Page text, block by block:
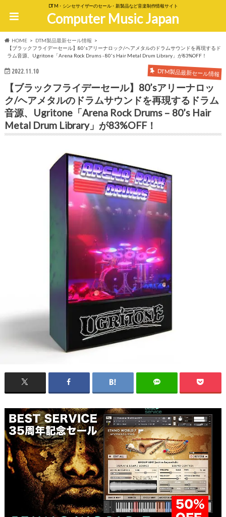
DTM・シンセサイザーのセール・新製品など音楽制作情報サイト
Computer Music Japan
HOME
DTM製品最新セール情報
【ブラックフライデーセール】80'sアリーナロック/ヘアメタルのドラムサウンドを再現するド
ラム音源、Ugritone「Arena Rock Drums - 80's Hair Metal Drum Library」が83%OFF！
2022.11.10 DTM製品最新セール情報
【ブラックフライデーセール】80’sアリーナロッ
ク/ヘアメタルのドラムサウンドを再現するドラム
音源、Ugritone「Arena Rock Drums – 80’s Hair
Metal Drum Library」が83%OFF！